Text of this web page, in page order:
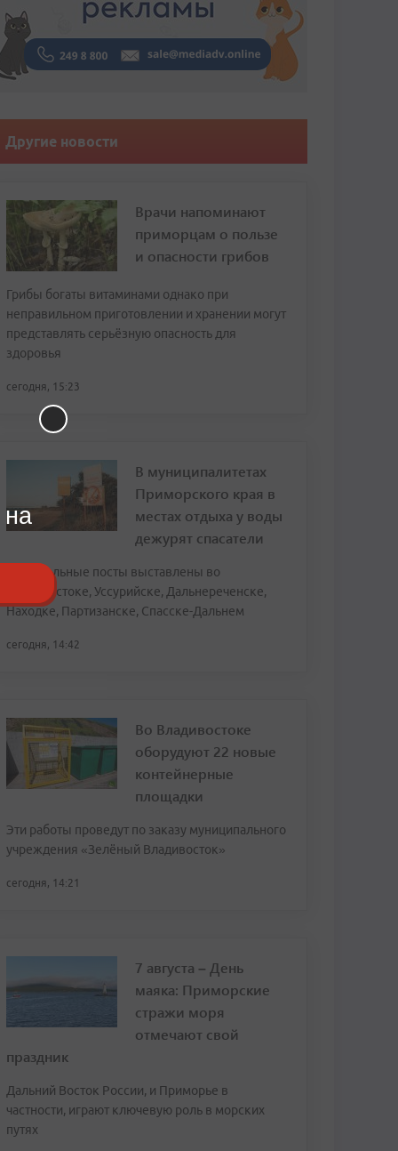
Другие новости
Врачи напоминают
приморцам о пользе
и опасности грибов
Грибы богаты витаминами однако при
неправильном приготовлении и хранении могут
представлять серьёзную опасность для
здоровья
сегодня, 15:23
В муниципалитетах
Приморского края в
местах отдыха у воды
дежурят спасатели
Спасательные посты выставлены во
Владивостоке, Уссурийске, Дальнереченске,
Находке, Партизанске, Спасске-Дальнем
сегодня, 14:42
Во Владивостоке
оборудуют 22 новые
контейнерные
площадки
Эти работы проведут по заказу муниципального
учреждения «Зелёный Владивосток»
сегодня, 14:21
7 августа – День
маяка: Приморские
стражи моря
отмечают свой
праздник
Дальний Восток России, и Приморье в
частности, играют ключевую роль в морских
путях